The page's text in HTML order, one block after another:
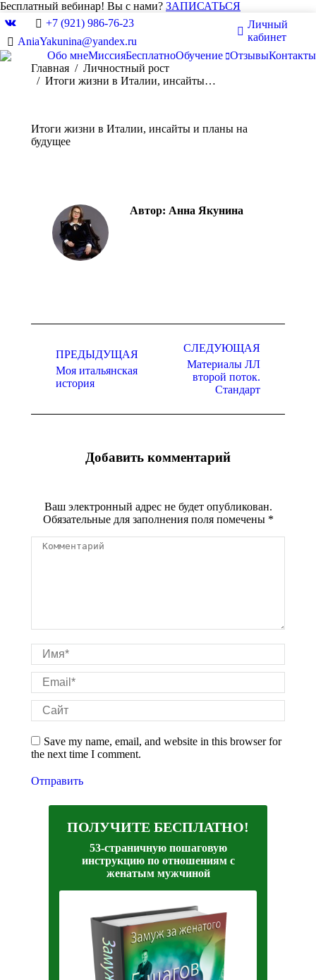
Бесплатный вебинар! Вы с нами? ЗАПИСАТЬСЯ
Вконтакте
+7 (921) 986-76-23
AniaYakunina@yandex.ru
Личный
кабинет
Обо мнеМиссияБесплатноОбучение ОтзывыКонтакты
Вы здесь:
Главная
Личностный рост
Итоги жизни в Италии, инсайты…
Итоги жизни в Италии, инсайты и планы на
будущее
Автор: Анна Якунина
записям
ПРЕДЫДУЩАЯ
Предыдущая
запись:
Моя итальянская
история
СЛЕДУЮЩАЯ
Следующая
Материалы ЛЛ
второй поток.
Стандарт
Добавить комментарий
Ваш электронный адрес не будет опубликован.
Обязательные для заполнения поля помечены *
Комментарий
Имя *
Email *
Сайт
Save my name, email, and website in this browser for
the next time I comment.
Отправить
ПОЛУЧИТЕ БЕСПЛАТНО!
53-страничную пошаговую
инструкцию по отношениям с
женатым мужчиной